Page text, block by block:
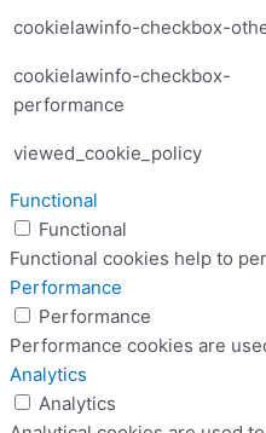
cookielawinfo-checkbox-
cookielawinfo-checkbox-
performance
viewed_cookie_policy
Functional
Functional
Functional cookies help to
Performance
Performance
Performance cookies are
Analytics
Analytics